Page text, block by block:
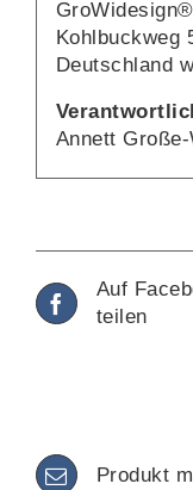
GroWidesign®
Kohlbuckweg
Deutschland
Annett
Auf
teilen
Produkt